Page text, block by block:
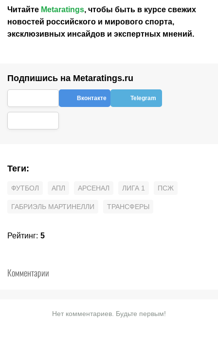
Читайте Metaratings, чтобы быть в курсе свежих
новостей российского и мирового спорта,
эксклюзивных инсайдов и экспертных мнений.
Подпишись на Metaratings.ru
Вконтакте Telegram
Теги:
ФУТБОЛ АПЛ АРСЕНАЛ ЛИГА 1 ПСЖ
ГАБРИЭЛЬ МАРТИНЕЛЛИ ТРАНСФЕРЫ
Рейтинг: 5
Комментарии
Нет комментариев. Будьте первым!